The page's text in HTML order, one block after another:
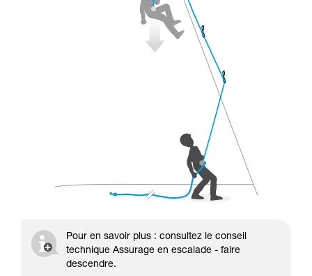
Pour en savoir plus : consultez le conseil
technique Assurage en escalade - faire
descendre.